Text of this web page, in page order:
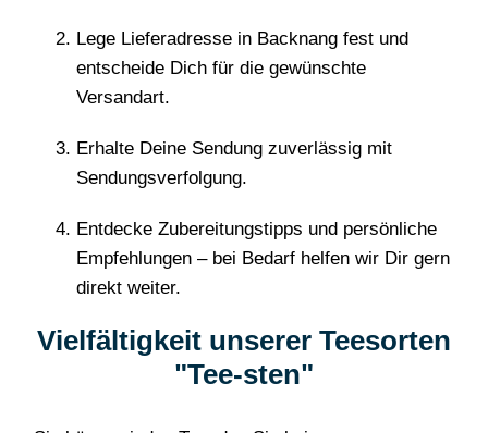
Lege Lieferadresse in Backnang fest und
entscheide Dich für die gewünschte
Versandart.
Erhalte Deine Sendung zuverlässig mit
Sendungsverfolgung.
Entdecke Zubereitungstipps und persönliche
Empfehlungen – bei Bedarf helfen wir Dir gern
direkt weiter.
Vielfältigkeit unserer Teesorten
"Tee-sten"